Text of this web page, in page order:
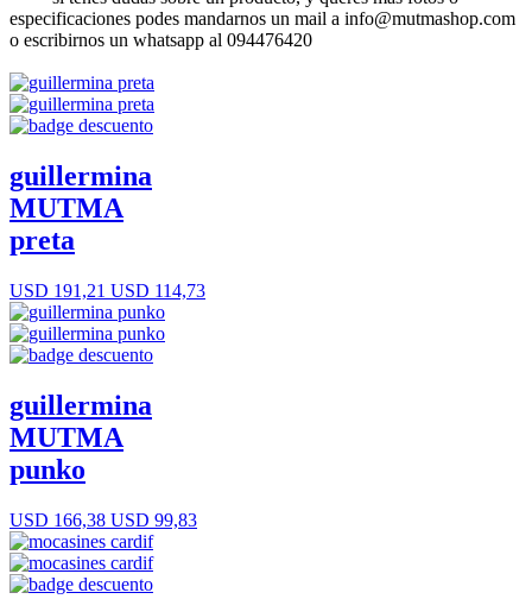
especificaciones podes mandarnos un mail a info@mutmashop.com
o escribirnos un whatsapp al 094476420
guillermina
MUTMA
preta
USD 191,21 USD 114,73
guillermina
MUTMA
punko
USD 166,38 USD 99,83